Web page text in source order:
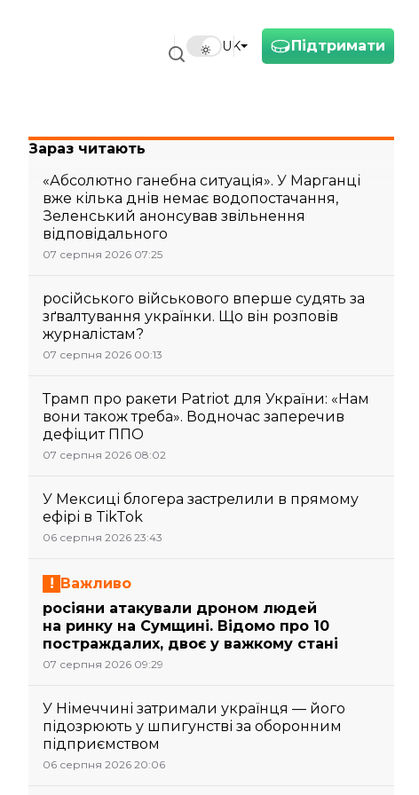
Підтримати
UK
Зараз читають
«Абсолютно ганебна ситуація». У Марганці
вже кілька днів немає водопостачання,
Зеленський анонсував звільнення
відповідального
07 серпня 2026 07:25
російського військового вперше судять за
зґвалтування українки. Що він розповів
журналістам?
07 серпня 2026 00:13
Трамп про ракети Patriot для України: «Нам
вони також треба». Водночас заперечив
дефіцит ППО
07 серпня 2026 08:02
У Мексиці блогера застрелили в прямому
ефірі в TikTok
06 серпня 2026 23:43
Важливо
росіяни атакували дроном людей
на ринку на Сумщині. Відомо про 10
постраждалих, двоє у важкому стані
07 серпня 2026 09:29
У Німеччині затримали українця — його
підозрюють у шпигунстві за оборонним
підприємством
06 серпня 2026 20:06